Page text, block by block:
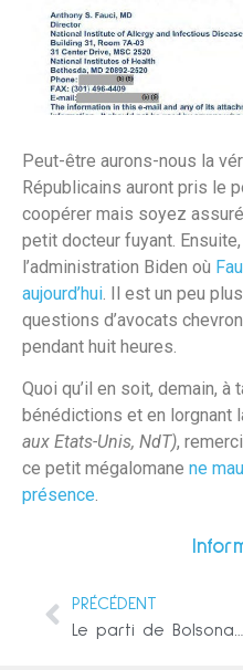
Peut-être aurons-nous la
Républicains auront pris le
coopérer mais soyez
petit docteur fuyant.
l’administration Biden où
aujourd’hui. Il est un peu
questions d’avocats
pendant huit heures.
Quoi qu’il en soit, demain,
bénédictions et en lorgnant
aux Etats-Unis, NdT),
ce petit mégalomane ne
présence.
PRÉCÉDENT